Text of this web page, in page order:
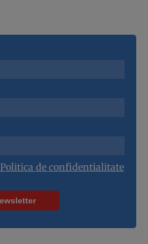
Politica de confidentialitate